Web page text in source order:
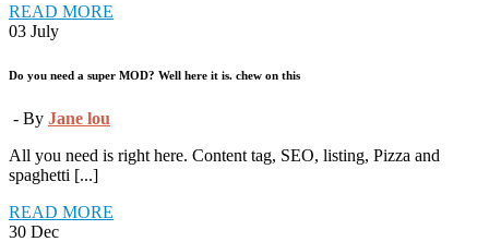
READ MORE
03 July
Do you need a super MOD? Well here it is. chew on this
- By Jane lou
All you need is right here. Content tag, SEO, listing, Pizza and
spaghetti [...]
READ MORE
30 Dec